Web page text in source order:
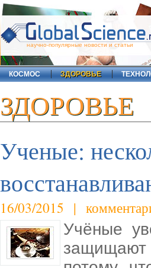
научно-популярные новости и статьи
КОСМОС ЗДОРОВЬЕ
ЗДОРОВЬЕ
Ученые:
16/03/2015 |
Учёные